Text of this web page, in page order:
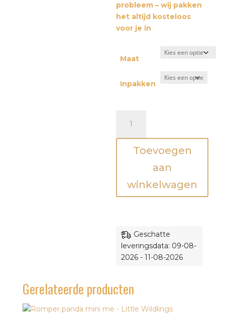
probleem – wij pakken
het altijd kosteloos
voor je in
Maat
Inpakken
Mommy
ik
Toevoegen
aan
winkelwagen
Geschatte
leveringsdata: 09-08-
2026 - 11-08-2026
Gerelateerde producten